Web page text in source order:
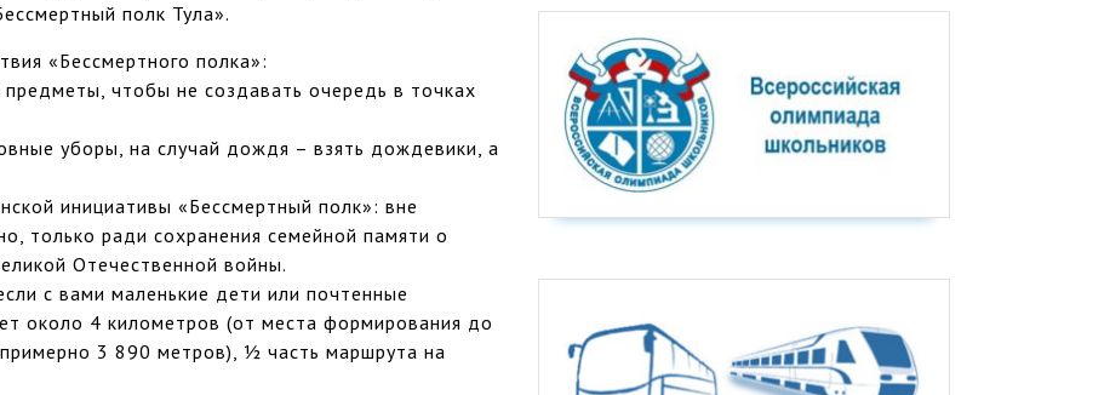
полк Тула».
«Бессмертного полка»:
чтобы не создавать очередь в точках
уборы, на случай дождя – взять дождевики, а
инициативы «Бессмертный полк»: вне
только ради сохранения семейной памяти о
Отечественной войны.
с вами маленькие дети или почтенные
около 4 километров (от места формирования до
3 890 метров), ½ часть маршрута на